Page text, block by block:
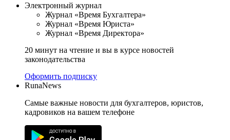
Электронный журнал
Журнал «Время Бухгалтера»
Журнал «Время Юриста»
Журнал «Время Директора»
20 минут на чтение и вы в курсе новостей
законодательства
Оформить подписку
RunaNews
Самые важные новости для бухгалтеров, юристов,
кадровиков на вашем телефоне